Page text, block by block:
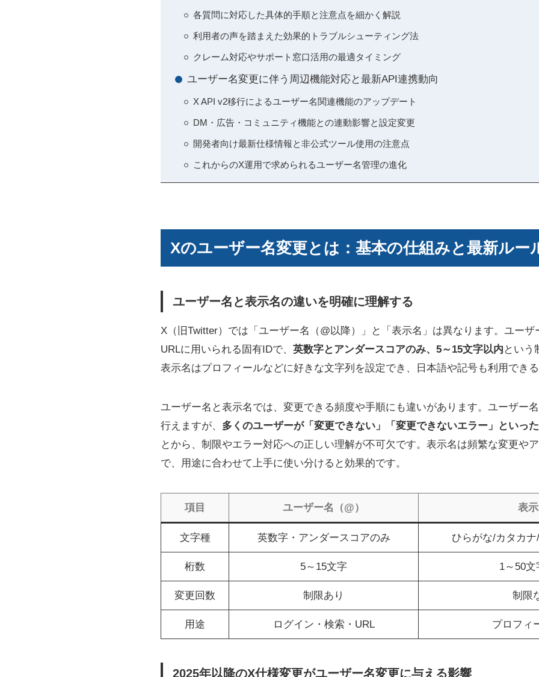
各質問に対応した具体的手順と注意点を細かく解説
利用者の声を踏まえた効果的トラブルシューティング法
クレーム対応やサポート窓口活用の最適タイミング
ユーザー名変更に伴う周辺機能対応と最新API連携動向
X API v2移行によるユーザー名関連機能のアップデート
DM・広告・コミュニティ機能との連動影響と設定変更
開発者向け最新仕様情報と非公式ツール使用の注意点
これからのX運用で求められるユーザー名管理の進化
Xのユーザー名変更とは：基本の仕組みと最新ルー
ユーザー名と表示名の違いを明確に理解する
X（旧Twitter）では「ユーザー名（@以降）」と「表示名」は異なります。ユー
URLに用いられる固有IDで、 英数字とアンダースコアのみ、5～15文字以内 という
表示名はプロフィールなどに好きな文字列を設定でき、日本語や記号も利用でき
ユーザー名と表示名では、変更できる頻度や手順にも違いがあります。ユーザー
行えますが、 多くのユーザーが「変更できない」「変更できないエラー」といっ
とから、制限やエラー対応への正しい理解が不可欠です。表示名は頻繁な変更や
で、用途に合わせて上手に使い分けると効果的です。
項目 ユーザー名（@） 表
文字種 英数字・アンダースコアのみ ひらがな/カタカ
桁数 5～15文字 1～50
変更回数 制限あり 制限
用途 ログイン・検索・URL プロフィ
2025年以降のX仕様変更がユーザー名変更に与える影響